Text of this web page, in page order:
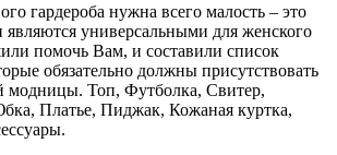
гардероба нужна всего малость – это
являются универсальными для женского
помочь Вам, и составили список
обязательно должны присутствовать
модницы. Топ, Футболка, Свитер,
Платье, Пиджак, Кожаная куртка,